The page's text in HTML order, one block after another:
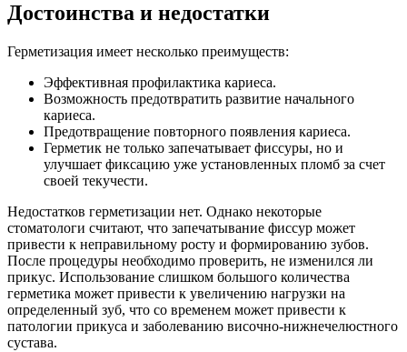
Достоинства и недостатки
Герметизация имеет несколько преимуществ:
Эффективная профилактика кариеса.
Возможность предотвратить развитие начального
кариеса.
Предотвращение повторного появления кариеса.
Герметик не только запечатывает фиссуры, но и
улучшает фиксацию уже установленных пломб за счет
своей текучести.
Недостатков герметизации нет. Однако некоторые
стоматологи считают, что запечатывание фиссур может
привести к неправильному росту и формированию зубов.
После процедуры необходимо проверить, не изменился ли
прикус. Использование слишком большого количества
герметика может привести к увеличению нагрузки на
определенный зуб, что со временем может привести к
патологии прикуса и заболеванию височно-нижнечелюстного
сустава.